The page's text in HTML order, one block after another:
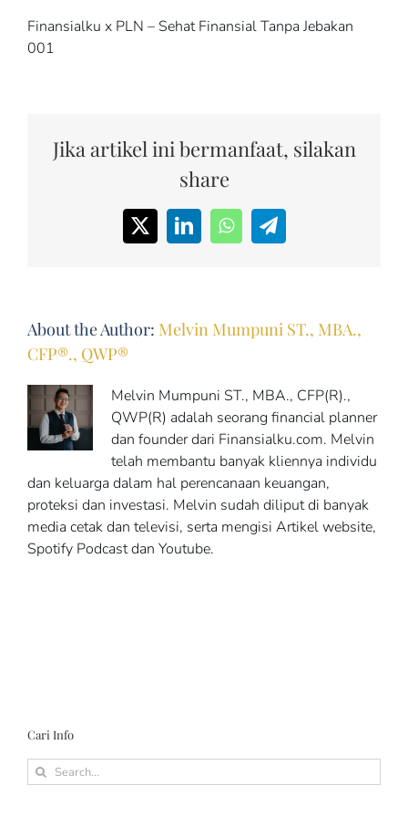
Finansialku x PLN – Sehat Finansial Tanpa Jebakan
001
Jika artikel ini bermanfaat, silakan
share
X LinkedInWhatsAppTelegram
About the Author: Melvin Mumpuni ST., MBA.,
CFP®., QWP®
Melvin Mumpuni ST., MBA., CFP(R).,
QWP(R) adalah seorang financial planner
dan founder dari Finansialku.com. Melvin
telah membantu banyak kliennya individu
dan keluarga dalam hal perencanaan keuangan,
proteksi dan investasi. Melvin sudah diliput di banyak
media cetak dan televisi, serta mengisi Artikel website,
Spotify Podcast dan Youtube.
Cari Info
Search
for: